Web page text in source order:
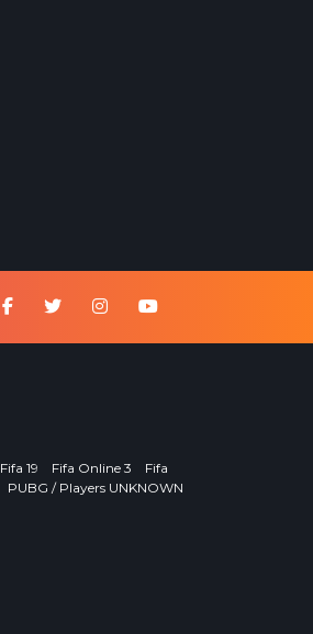
Fifa 19 Fifa Online 3
Fifa
PUBG / Players UNKNOWN